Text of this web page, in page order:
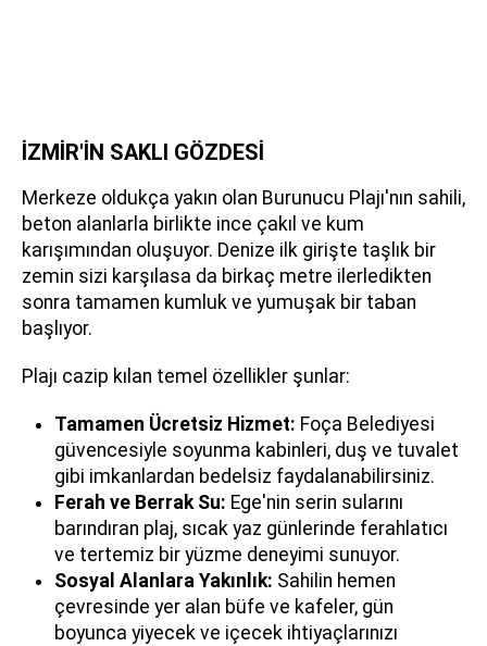
İZMİR'İN SAKLI GÖZDESİ
Merkeze oldukça yakın olan Burunucu Plajı'nın sahili,
beton alanlarla birlikte ince çakıl ve kum
karışımından oluşuyor. Denize ilk girişte taşlık bir
zemin sizi karşılasa da birkaç metre ilerledikten
sonra tamamen kumluk ve yumuşak bir taban
başlıyor.
Plajı cazip kılan temel özellikler şunlar:
Tamamen Ücretsiz Hizmet: Foça Belediyesi
güvencesiyle soyunma kabinleri, duş ve tuvalet
gibi imkanlardan bedelsiz faydalanabilirsiniz.
Ferah ve Berrak Su: Ege'nin serin sularını
barındıran plaj, sıcak yaz günlerinde ferahlatıcı
ve tertemiz bir yüzme deneyimi sunuyor.
Sosyal Alanlara Yakınlık: Sahilin hemen
çevresinde yer alan büfe ve kafeler, gün
boyunca yiyecek ve içecek ihtiyaçlarınızı